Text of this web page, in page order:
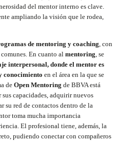
del mentor interno es clave.
ampliando la visión que le rodea,
de mentoring y coaching, con
En cuanto al mentoring, se
interpersonal, donde el mentor es
conocimiento en el área en la que se
de Open Mentoring de BBVA está
capacidades, adquirir nuevos
su red de contactos dentro de la
toma mucha importancia
El profesional tiene, además, la
pudiendo conectar con compañeros